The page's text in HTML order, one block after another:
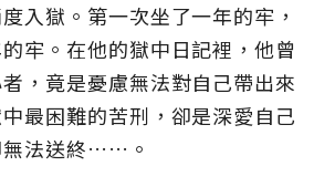
入獄。第一次坐了一年的牢，
牢。在他的獄中日記裡，他曾
，竟是憂慮無法對自己帶出來
最困難的苦刑，卻是深愛自己
無法送終……。